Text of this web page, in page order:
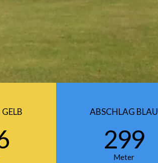
ABSCHLAG BLAU
299
Meter